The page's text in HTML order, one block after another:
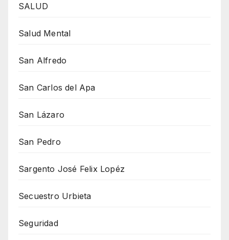
SALUD
Salud Mental
San Alfredo
San Carlos del Apa
San Lázaro
San Pedro
Sargento José Felix Lopéz
Secuestro Urbieta
Seguridad